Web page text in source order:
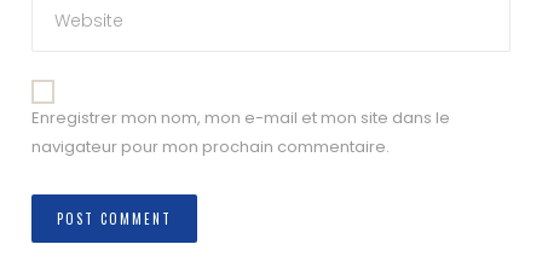
Enregistrer mon nom, mon e-mail et mon site dans le
navigateur pour mon prochain commentaire.